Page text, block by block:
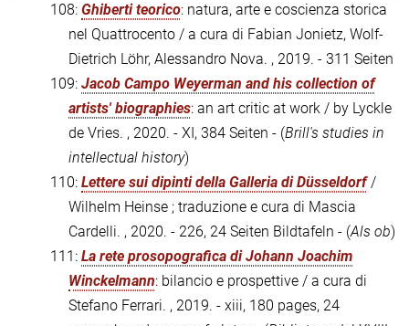
108: Ghiberti teorico: natura, arte e coscienza storica
nel Quattrocento / a cura di Fabian Jonietz, Wolf-
Dietrich Löhr, Alessandro Nova. , 2019. - 311 Seiten
109: Jacob Campo Weyerman and his collection of
artists' biographies: an art critic at work / by Lyckle
de Vries. , 2020. - XI, 384 Seiten - (Brill's studies in
intellectual history)
110: Lettere sui dipinti della Galleria di Düsseldorf/
Wilhelm Heinse ; traduzione e cura di Mascia
Cardelli. , 2020. - 226, 24 Seiten Bildtafeln - (Als ob)
111: La rete prosopografica di Johann Joachim
Winckelmann: bilancio e prospettive / a cura di
Stefano Ferrari. , 2019. - xiii, 180 pages, 24